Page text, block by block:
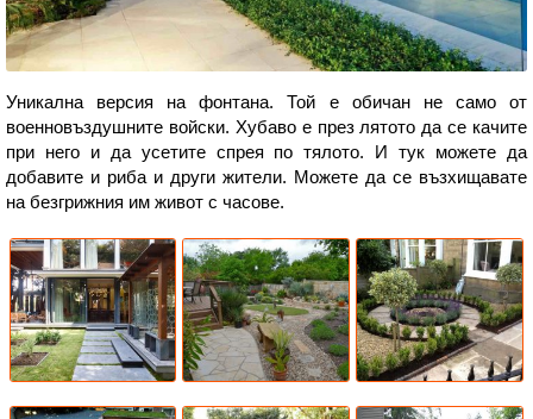
Уникална версия на фонтана. Той е обичан не само от
военновъздушните войски. Хубаво е през лятото да се качите
при него и да усетите спрея по тялото. И тук можете да
добавите и риба и други жители. Можете да се възхищавате
на безгрижния им живот с часове.